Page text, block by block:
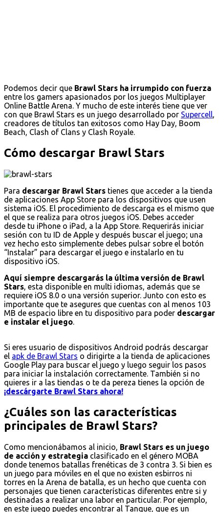
Podemos decir que Brawl Stars ha irrumpido con fuerza
entre los gamers apasionados por los juegos Multiplayer
Online Battle Arena. Y mucho de este interés tiene que ver
con que Brawl Stars es un juego desarrollado por Supercell,
creadores de títulos tan exitosos como Hay Day, Boom
Beach, Clash of Clans y Clash Royale.
Cómo descargar Brawl Stars
Para descargar Brawl Stars tienes que acceder a la tienda
de aplicaciones App Store para los dispositivos que usen
sistema iOS. El procedimiento de descarga es el mismo que
el que se realiza para otros juegos iOS. Debes acceder
desde tu iPhone o iPad, a la App Store. Requerirás iniciar
sesión con tu ID de Apple y después buscar el juego; una
vez hecho esto simplemente debes pulsar sobre el botón
“Instalar” para descargar el juego e instalarlo en tu
dispositivo iOS.
Aquí siempre descargarás la última versión de Brawl
Stars, esta disponible en multi idiomas, además que se
requiere iOS 8.0 o una versión superior. Junto con esto es
importante que te asegures que cuentas con al menos 103
MB de espacio libre en tu dispositivo para poder descargar
e instalar el juego.
Si eres usuario de dispositivos Android podrás descargar
el apk de Brawl Stars o dirigirte a la tienda de aplicaciones
Google Play para buscar el juego y luego seguir los pasos
para iniciar la instalación correctamente. También si no
quieres ir a las tiendas o te da pereza tienes la opción de
¡descárgarte Brawl Stars ahora!
¿Cuáles son las características
principales de Brawl Stars?
Como mencionábamos al inicio, Brawl Stars es un juego
de acción y estrategia clasificado en el género MOBA
donde tenemos batallas frenéticas de 3 contra 3. Si bien es
un juego para móviles en el que no existen esbirros ni
torres en la Arena de batalla, es un hecho que cuenta con
personajes que tienen características diferentes entre si y
destinadas a realizar una labor en particular. Por ejemplo,
en este juego puedes encontrar al Tanque, que es un